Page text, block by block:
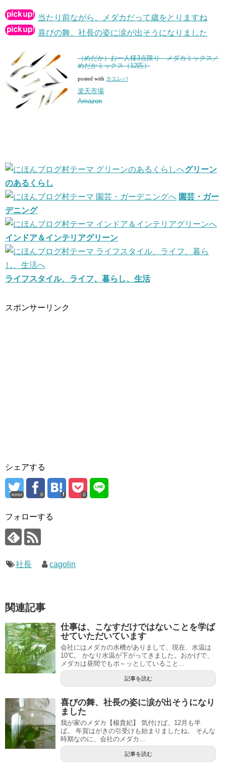
当たり前ながら、メダカだって歳をとりますね
喜びの舞、社長の姿に涙が出そうになりました
（めだか）お一人様3点限り メダカミックス／
めだかミックス（12匹）
posted with カエレバ
楽天市場
Amazon
グリーン
のあるくらし
園芸・ガー
デニング
インドア＆インテリアグリーン
ライフスタイル、ライフ、暮らし、生活
スポンサーリンク
シェアする
error 0 0
フォローする
社長 cagolin
関連記事
仕事は、こなすだけではないことを学ば
せていただいています
会社にはメダカの水槽がありまして、現在、水温は
10℃。 かなり水温が下がってきました。おかげで、
メダカは昼間でもポ～ッとしていること...
記事を読む
喜びの舞、社長の姿に涙が出そうになり
ました
我が家のメダカ【楊貴妃】 気付けば、12月も半
ば。 年賀はがきの引受けも始まりましたね。 そんな
時期なのに、会社のメダカ...
記事を読む